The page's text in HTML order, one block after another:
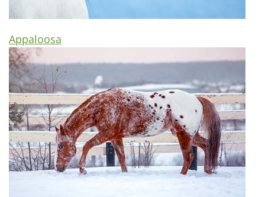
Appaloosa